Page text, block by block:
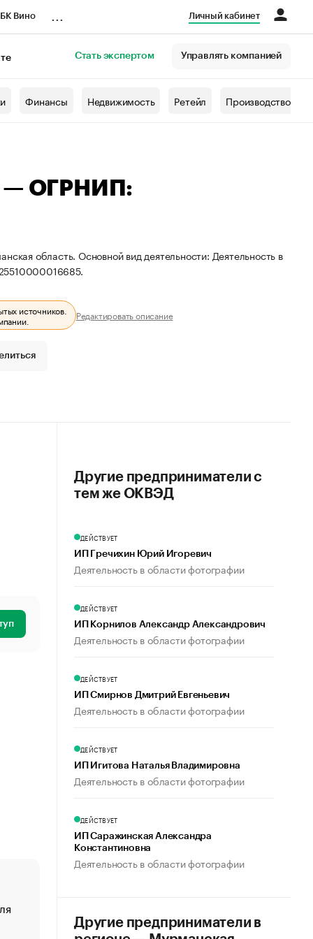
Вино Личный кабинет
Стать экспертом Управлять компанией
Финансы Недвижимость Ретейл Производство
— ОГРНИП:
область. Основной вид деятельности: Деятельность в
источников.
Редактировать описание
создавшей GTA
Другие предприниматели с
тем же ОКВЭД
ДЕЙСТВУЕТ
ИП Гречихин Юрий Игоревич
Деятельность в области фотографии
ДЕЙСТВУЕТ
ИП Корнилов Александр Александрович
Деятельность в области фотографии
ДЕЙСТВУЕТ
ИП Смирнов Дмитрий Евгеньевич
Деятельность в области фотографии
ДЕЙСТВУЕТ
ИП Игитова Наталья Владимировна
Деятельность в области фотографии
ДЕЙСТВУЕТ
ИП Саражинская Александра
Константиновна
Деятельность в области фотографии
Другие предприниматели в